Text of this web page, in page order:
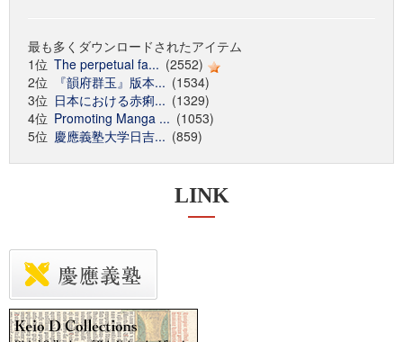
最も多くダウンロードされたアイテム
1位 The perpetual fa... (2552)
2位
『韻府群玉』版本... (1534)
3位 日本における赤痢... (1329)
4位 Promoting Manga ... (1053)
5位 慶應義塾大学日吉... (859)
LINK